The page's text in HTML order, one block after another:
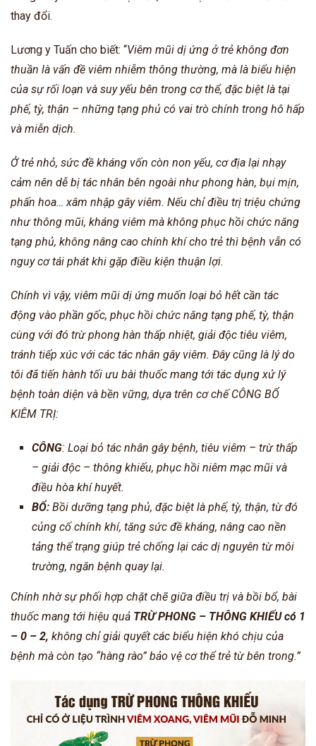
thay đổi.
Lương y Tuấn cho biết: “Viêm mũi dị ứng ở trẻ không đơn
thuần là vấn đề viêm nhiễm thông thường, mà là biểu hiện
của sự rối loạn và suy yếu bên trong cơ thể, đặc biệt là tại
phế, tỳ, thận – những tạng phủ có vai trò chính trong hô hấp
và miễn dịch.
Ở trẻ nhỏ, sức đề kháng vốn còn non yếu, cơ địa lại nhạy
cảm nên dễ bị tác nhân bên ngoài như phong hàn, bụi mịn,
phấn hoa… xâm nhập gây viêm. Nếu chỉ điều trị triệu chứng
như thông mũi, kháng viêm mà không phục hồi chức năng
tạng phủ, không nâng cao chính khí cho trẻ thì bệnh vẫn có
nguy cơ tái phát khi gặp điều kiện thuận lợi.
Chính vì vậy, viêm mũi dị ứng muốn loại bỏ hết cần tác
động vào phần gốc, phục hồi chức năng tạng phế, tỳ, thận
cùng với đó trừ phong hàn thấp nhiệt, giải độc tiêu viêm,
tránh tiếp xúc với các tác nhân gây viêm. Đây cũng là lý do
tôi đã tiến hành tối ưu bài thuốc mang tới tác dụng xử lý
bệnh toàn diện và bền vững, dựa trên cơ chế CÔNG BỔ
KIÊM TRỊ:
CÔNG: Loại bỏ tác nhân gây bệnh, tiêu viêm – trừ thấp
– giải độc – thông khiếu, phục hồi niêm mạc mũi và
điều hòa khí huyết.
BỔ: Bồi dưỡng tạng phủ, đặc biệt là phế, tỳ, thận, từ đó
củng cố chính khí, tăng sức đề kháng, nâng cao nền
tảng thể trạng giúp trẻ chống lại các dị nguyên từ môi
trường, ngăn bệnh quay lại.
Chính nhờ sự phối hợp chặt chẽ giữa điều trị và bồi bổ, bài
thuốc mang tới hiệu quả TRỪ PHONG – THÔNG KHIẾU có 1
– 0 – 2, không chỉ giải quyết các biểu hiện khó chịu của
bệnh mà còn tạo “hàng rào” bảo vệ cơ thể trẻ từ bên trong.”